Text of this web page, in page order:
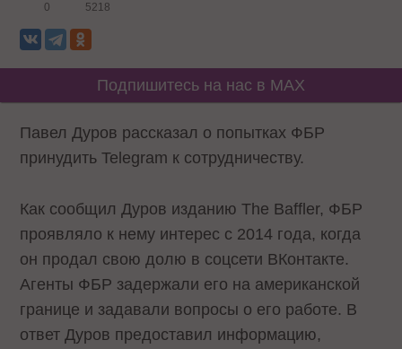
0 5218
Подпишитесь на нас в MAX
Павел Дуров рассказал о попытках ФБР
принудить Telegram к сотрудничеству.
Как сообщил Дуров изданию The Baffler, ФБР
проявляло к нему интерес с 2014 года, когда
он продал свою долю в соцсети ВКонтакте.
Агенты ФБР задержали его на американской
границе и задавали вопросы о его работе. В
ответ Дуров предоставил информацию,